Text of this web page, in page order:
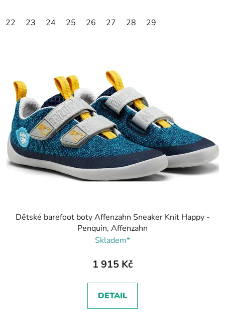
22 23 24 25 26 27 28 29
Dětské barefoot boty Affenzahn Sneaker Knit Happy -
Penquin, Affenzahn
Skladem*
1 915 Kč
DETAIL